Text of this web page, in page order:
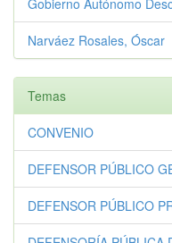
Gobierno Autónomo
Narváez Rosales, Óscar
Temas
CONVENIO
DEFENSOR PÚBLICO
DEFENSOR PÚBLICO